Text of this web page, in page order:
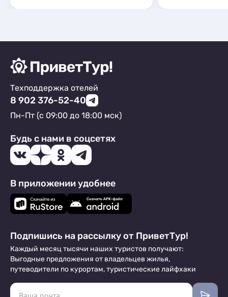
Техподдержка отелей
8 902 376-52-40
Пн-Пт (с 09:00 до 18:00 мск)
Будь с нами в соцсетях
В приложении удобнее
Подпишись на рассылку от ПриветТур!
Каждый месяц тысячи наших туристов получают:
Выгодные предложения от владельцев жилья,
путеводители по курортам, туристические лайфхаки